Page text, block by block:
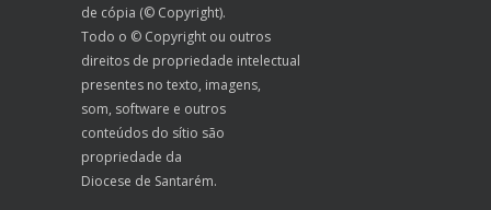
de cópia (© Copyright).
Todo o © Copyright ou outros
direitos de propriedade intelectual
presentes no texto, imagens,
som, software e outros
conteúdos do sítio são
propriedade da
Diocese de Santarém.